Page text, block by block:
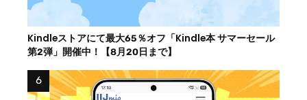
Kindleストアにて最大65％オフ「Kindle本 サマーセール
第2弾」開催中！【8月20日まで】